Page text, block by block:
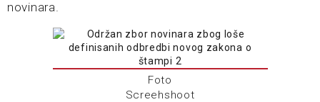
novinara.
Foto
Screehshoot